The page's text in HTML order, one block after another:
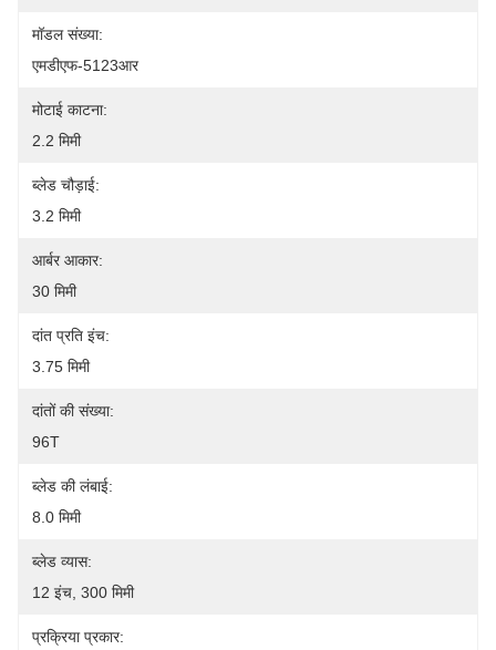
मॉडल संख्या:
एमडीएफ-5123आर
मोटाई काटना:
2.2 मिमी
ब्लेड चौड़ाई:
3.2 मिमी
आर्बर आकार:
30 मिमी
दांत प्रति इंच:
3.75 मिमी
दांतों की संख्या:
96T
ब्लेड की लंबाई:
8.0 मिमी
ब्लेड व्यास:
12 इंच, 300 मिमी
प्रक्रिया प्रकार: